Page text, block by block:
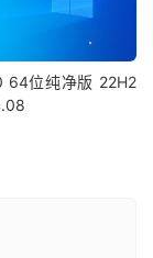
64位纯净版 22H2